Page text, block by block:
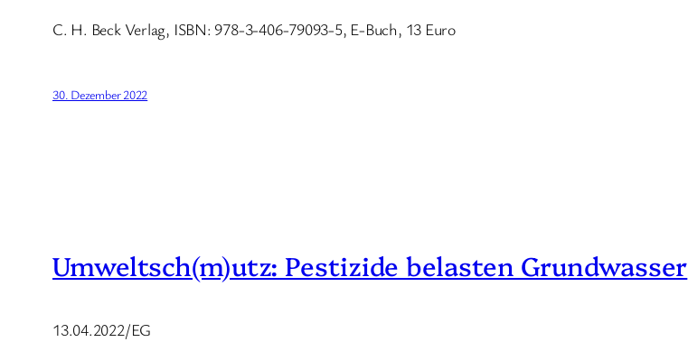
C. H. Beck Verlag, ISBN: 978-3-406-79093-5, E-Buch, 13 Euro
30. Dezember 2022
Umweltsch(m)utz: Pestizide belasten Grundwasser
13.04.2022/EG